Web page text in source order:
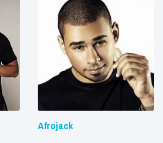
Afrojack